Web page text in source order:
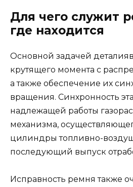
Для чего служит
где находится
Основной задачей
крутящего момента с
а также обеспечение их
вращения. Синхронность
надлежащей работы
механизма,
цилиндры топливно-
последующий выпуск
Исправность ремня также